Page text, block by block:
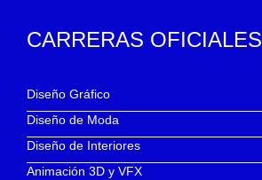
CARRERAS OFICIALES
Diseño Gráfico
Diseño de Moda
Diseño de Interiores
Animación 3D y VFX